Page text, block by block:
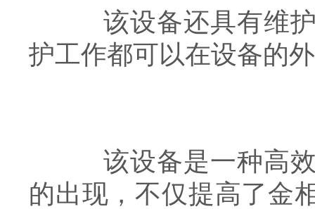
该设备还具有维护
护工作都可以在设备的
该设备是一种高效
的出现，不仅提高了金